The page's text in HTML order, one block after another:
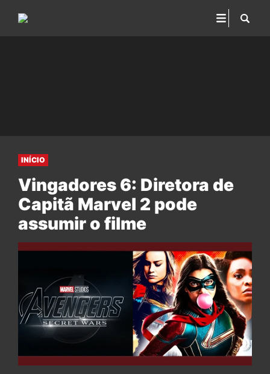
INÍCIO
Vingadores 6: Diretora de
Capitã Marvel 2 pode
assumir o filme